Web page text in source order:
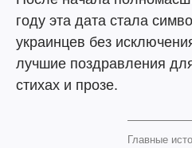
году эта дата стала
украинцев без
лучшие поздравления
стихах и прозе.
Главные